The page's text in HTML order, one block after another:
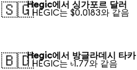
🇸🇬Hegic에서 싱가포르 달러
1 HEGIC는 $0.0183와 같음
🇧🇩Hegic에서 방글라데시 타카
1 HEGIC는 ৳1.77와 같음